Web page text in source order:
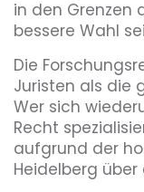
in den Grenzen
bessere Wahl
Die
Juristen als die
Wer sich
Recht
aufgrund der
Heidelberg